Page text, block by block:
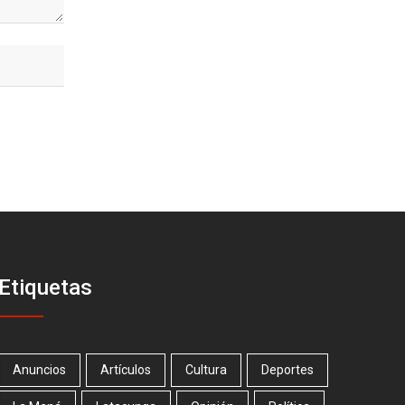
Etiquetas
Anuncios Artículos Cultura Deportes